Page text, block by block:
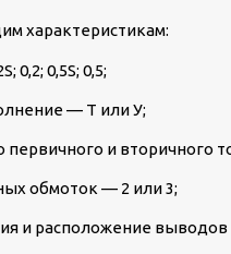
характеристикам:
0,2; 0,5S; 0,5;
— Т или У;
первичного и вторичного
обмоток — 2 или 3;
и расположение